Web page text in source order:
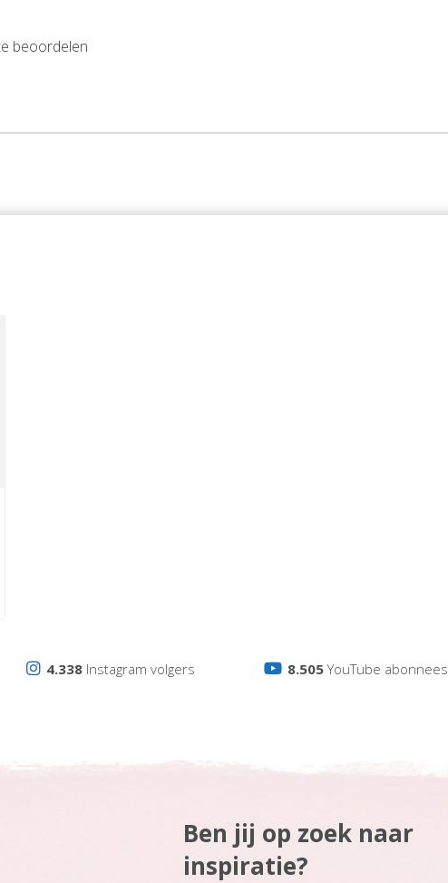
beoordelen
4.338Instagram volgers 8.505YouTube abonnees
Ben jij op zoek naar
inspiratie?